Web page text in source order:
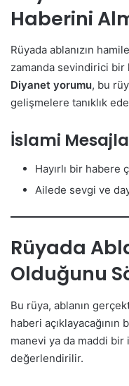
Haberini
Rüyada ablanızın
zamanda sevindirici bir
Diyanet yorumu, bu
gelişmelere tanıklık
İslami
Hayırlı bir habere
Ailede sevgi ve
Rüyada
Olduğunu
Bu rüya, ablanın
haberi
manevi ya da maddi
değerlendirilir.